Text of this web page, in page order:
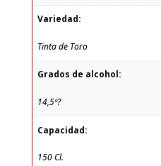
Variedad:
Tinta de Toro
Grados de alcohol:
14,5º?
Capacidad:
150 Cl.